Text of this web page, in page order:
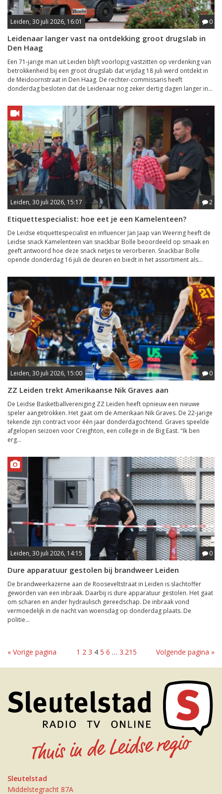
Leiden, 30 juli 2026, 16:01 0
Leidenaar langer vast na ontdekking groot drugslab in
Den Haag
Een 71-jarige man uit Leiden blijft voorlopig vastzitten op verdenking van
betrokkenheid bij een groot drugslab dat vrijdag 18 juli werd ontdekt in
de Meidoornstraat in Den Haag. De rechter-commissaris heeft
donderdag besloten dat de Leidenaar nog zeker dertig dagen langer in...
Leiden, 30 juli 2026, 15:17 2
Etiquettespecialist: hoe eet je een Kamelenteen?
De Leidse etiquettespecialist en influencer Jan Jaap van Weering heeft de
Leidse snack Kamelenteen van snackbar Bolle beoordeeld op smaak en
geeft antwoord hoe deze snack netjes te verorberen. Snackbar Bolle
opende donderdag 16 juli de deuren en biedt in het assortiment als...
Leiden, 30 juli 2026, 15:00 0
ZZ Leiden trekt Amerikaanse Nik Graves aan
De Leidse Basketballvereniging ZZ Leiden heeft opnieuw een nieuwe
speler aangetrokken. Het gaat om de Amerikaan Nik Graves. De 22-jarige
tekende zijn contract voor één jaar donderdagochtend. Graves speelde
afgelopen seizoen voor Creighton, een college in de Big East. "Ik ben
erg...
Leiden, 30 juli 2026, 14:15 0
Dure apparatuur gestolen bij brandweer Leiden
De brandweerkazerne aan de Rooseveltstraat in Leiden is slachtoffer
geworden van een inbraak. Daarbij is dure apparatuur gestolen. Het gaat
om scharen en ander hydraulisch gereedschap. De inbraak vond
vermoedelijk in de nacht van woensdag op donderdag plaats. De
politie...
« Vorige pagina 1 2 3 4 5 6 … 3.215 Volgende pagina »
Sleutelstad
Middelstegracht 87A